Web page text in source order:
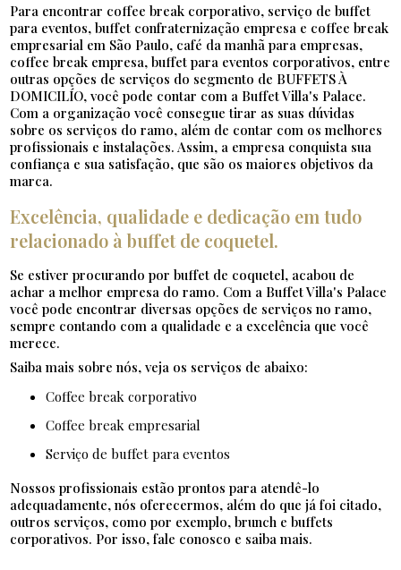
Para encontrar coffee break corporativo, serviço de buffet
para eventos, buffet confraternização empresa e coffee break
empresarial em São Paulo, café da manhã para empresas,
coffee break empresa, buffet para eventos corporativos, entre
outras opções de serviços do segmento de BUFFETS À
DOMICILÍO, você pode contar com a Buffet Villa's Palace.
Com a organização você consegue tirar as suas dúvidas
sobre os serviços do ramo, além de contar com os melhores
profissionais e instalações. Assim, a empresa conquista sua
confiança e sua satisfação, que são os maiores objetivos da
marca.
Excelência, qualidade e dedicação em tudo
relacionado à buffet de coquetel.
Se estiver procurando por buffet de coquetel, acabou de
achar a melhor empresa do ramo. Com a Buffet Villa's Palace
você pode encontrar diversas opções de serviços no ramo,
sempre contando com a qualidade e a excelência que você
merece.
Saiba mais sobre nós, veja os serviços de abaixo:
coffee break corporativo
coffee break empresarial
serviço de buffet para eventos
Nossos profissionais estão prontos para atendê-lo
adequadamente, nós oferecermos, além do que já foi citado,
outros serviços, como por exemplo, brunch e buffets
corporativos. Por isso, fale conosco e saiba mais.